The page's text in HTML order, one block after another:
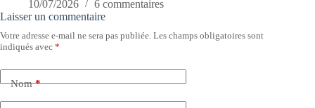
10/07/2026
6 commentaires
Laisser un commentaire
Votre adresse e-mail ne sera pas publiée. Les champs obligatoires sont
indiqués avec *
Nom*